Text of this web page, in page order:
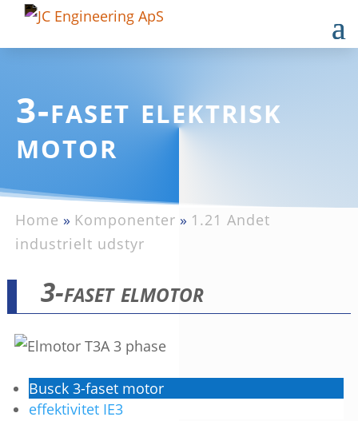
3-faset elektrisk
motor
Home » Komponenter » 1.21 Andet
industrielt udstyr
3-faset elmotor
Busck 3-faset motor
effektivitet IE3